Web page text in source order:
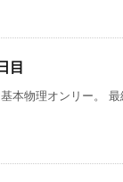
目
本物理オンリー。